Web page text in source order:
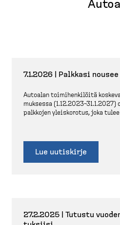
7.1.2026 | Palkkasi
Autoalan toimihen­kilöitä
muksessa
palkkojen yleiskorotus, joka
Lue uutiskirje
27.2.2025 | Tutustu